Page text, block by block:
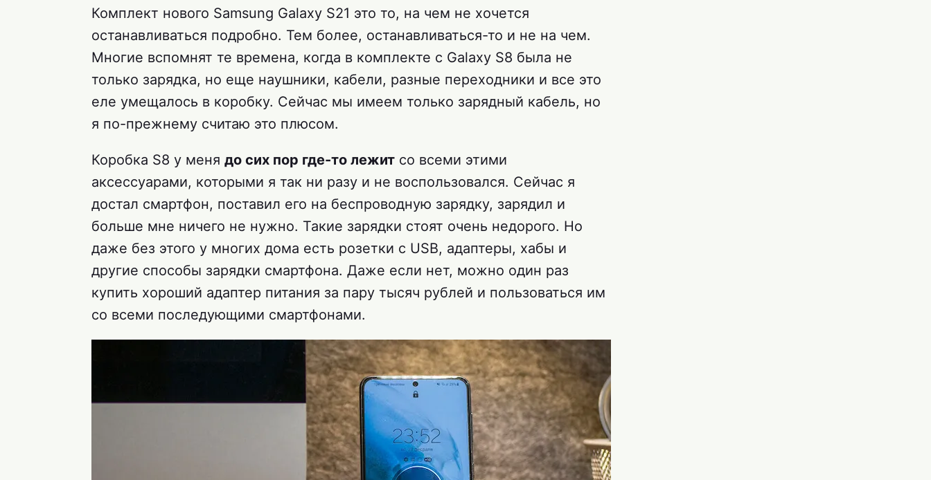
Комплект нового Samsung Galaxy S21 это то, на чем не хочется
останавливаться подробно. Тем более, останавливаться-то и не на чем.
Многие вспомнят те времена, когда в комплекте с Galaxy S8 была не
только зарядка, но еще наушники, кабели, разные переходники и все это
еле умещалось в коробку. Сейчас мы имеем только зарядный кабель, но
я по-прежнему считаю это плюсом.
Коробка S8 у меня до сих пор где-то лежит со всеми этими
аксессуарами, которыми я так ни разу и не воспользовался. Сейчас я
достал смартфон, поставил его на беспроводную зарядку, зарядил и
больше мне ничего не нужно. Такие зарядки стоят очень недорого. Но
даже без этого у многих дома есть розетки с USB, адаптеры, хабы и
другие способы зарядки смартфона. Даже если нет, можно один раз
купить хороший адаптер питания за пару тысяч рублей и пользоваться им
со всеми последующими смартфонами.